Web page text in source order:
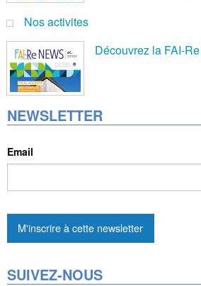
Nos activites
Découvrez la FAI-
NEWSLETTER
Email
SUIVEZ-NOUS